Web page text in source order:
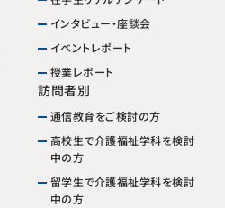
インタビュー・座談会
イベントレポート
授業レポート
訪問者別
通信教育をご検討の方
高校生で介護福祉学科を検討
中の方
留学生で介護福祉学科を検討
中の方